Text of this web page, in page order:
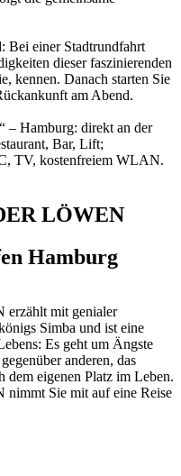
Bei einer Stadtrundfahrt
dieser faszinierenden
kennen. Danach starten Sie
am Abend.
– Hamburg: direkt an der
Bar, Lift;
TV, kostenfreiem WLAN.
LÖWEN
Hamburg
mit genialer
Simba und ist eine
Es geht um Ängste
anderen, das
dem eigenen Platz im Leben.
Sie mit auf eine Reise